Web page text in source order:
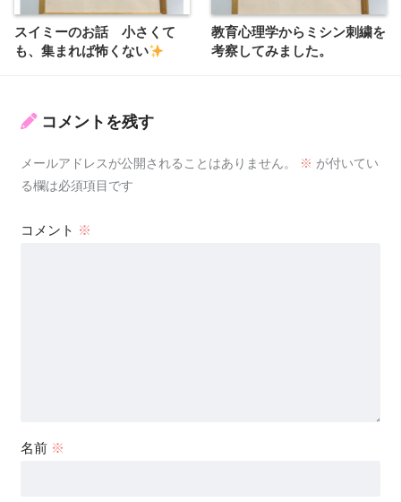
スイミーのお話 小さくて
も、集まれば怖くない
教育心理学からミシン刺繍を
考察してみました。
コメントを残す
メールアドレスが公開されることはありません。 ※ が付いてい
る欄は必須項目です
コメント ※
名前 ※